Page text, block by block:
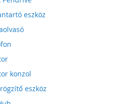
eszköz
konzol
eszköz